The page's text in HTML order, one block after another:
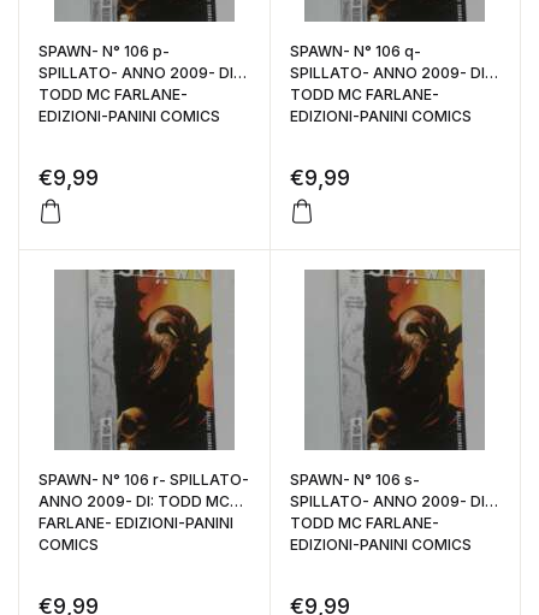
SPAWN- N° 106 p-
SPILLATO- ANNO 2009- DI:
TODD MC FARLANE-
EDIZIONI-PANINI COMICS
€9,99
SPAWN- N° 106 q-
SPILLATO- ANNO 2009- DI:
TODD MC FARLANE-
EDIZIONI-PANINI COMICS
€9,99
SPAWN- N° 106 r- SPILLATO-
ANNO 2009- DI: TODD MC
FARLANE- EDIZIONI-PANINI
COMICS
€9,99
SPAWN- N° 106 s-
SPILLATO- ANNO 2009- DI:
TODD MC FARLANE-
EDIZIONI-PANINI COMICS
€9,99